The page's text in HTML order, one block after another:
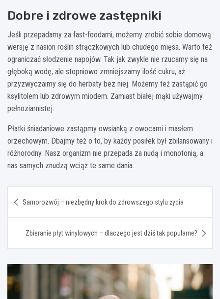
Dobre i zdrowe zastępniki
Jeśli przepadamy za fast-foodami, możemy zrobić sobie domową
wersję z nasion roślin strączkowych lub chudego mięsa. Warto też
ograniczać słodzenie napojów. Tak jak zwykle nie rzucamy się na
głęboką wodę, ale stopniowo zmniejszamy ilość cukru, aż
przyzwyczaimy się do herbaty bez niej. Możemy też zastąpić go
ksylitolem lub zdrowym miodem. Zamiast białej mąki używajmy
pełnoziarnistej.
Płatki śniadaniowe zastąpmy owsianką z owocami i masłem
orzechowym. Dbajmy też o to, by każdy posiłek był zbilansowany i
różnorodny. Nasz organizm nie przepada za nudą i monotonią, a
nas samych znudzą wciąż te same dania.
wpisu
Samorozwój – niezbędny krok do zdrowszego stylu życia
Zbieranie płyt winylowych – dlaczego jest dziś tak popularne?